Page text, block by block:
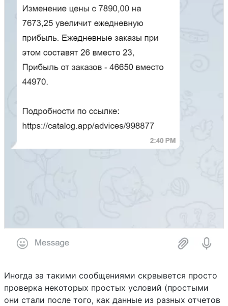
Иногда за такими сообщениями скрвывется просто
проверка некоторых простых условий (простыми
они стали после того, как данные из разных отчетов